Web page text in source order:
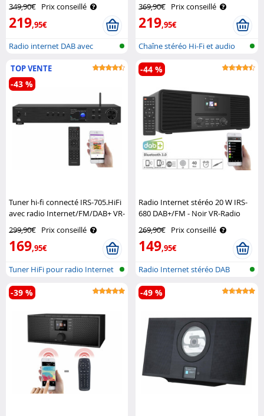
349,90€ Prix conseillé
219,95€
Radio internet DAB avec
369,90€ Prix conseillé
219,95€
Chaîne stéréo Hi-Fi et audio
pour n..
TOP VENTE
Tuner hi-fi connecté IRS-705.HiFi
avec radio Internet/FM/DAB+ VR-
299,90€ Prix conseillé
169,95€
-43 %
Tuner HiFi pour radio Internet
et D..
Radio Internet stéréo 20 W IRS-
680 DAB+/FM - Noir VR-Radio
269,90€ Prix conseillé
149,95€
-44 %
Radio Internet stéréo DAB
avec blue..
-39 % -49 %